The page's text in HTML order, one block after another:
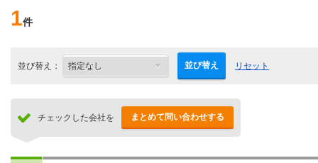
1件
並び替え： 並び替え リセット
チェックした会社を まとめて問い合わせする